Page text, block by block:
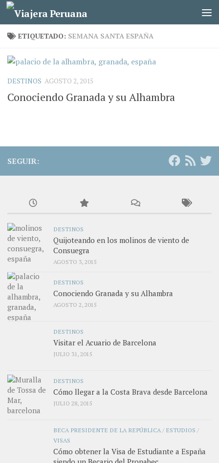
Saltar al contenido
ETIQUETADO: SEMANA SANTA ESPAÑA
DESTINOS AGOSTO 2, 2015
Conociendo Granada y su Alhambra
SEGUIR:
DESTINOS
Quijoteando en los molinos de viento de
Consuegra
AGOSTO 3, 2015
DESTINOS
Conociendo Granada y su Alhambra
AGOSTO 2, 2015
DESTINOS
Visitar el Acuario de Barcelona
JULIO 31, 2015
DESTINOS
Cómo llegar a la Costa Brava desde Barcelona
JULIO 28, 2015
BECA PRESIDENTE DE LA REPÚBLICA / ESTUDIOS /
VISAS
Cómo obtener la Visa de Estudiante a España